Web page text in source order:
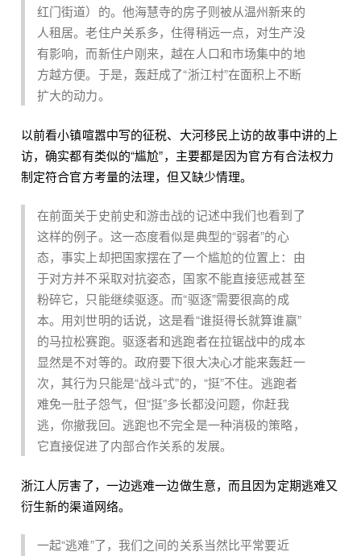
红门街道）的。他海慧寺的房子则被从温州新来的
人租居。老住户关系多，住得稍远一点，对生产没
有影响，而新住户刚来，越在人口和市场集中的地
方越方便。于是，轰赶成了“浙江村”在面积上不断
扩大的动力。
以前看小镇喧嚣中写的征税、大河移民上访的故事中讲的上
访，确实都有类似的“尴尬”，主要都是因为官方有合法权力
制定符合官方考量的法理，但又缺少情理。
在前面关于史前史和游击战的记述中我们也看到了
这样的例子。这一态度看似是典型的“弱者”的心
态，事实上却把国家摆在了一个尴尬的位置上：由
于对方并不采取对抗姿态，国家不能直接惩戒甚至
粉碎它，只能继续驱逐。而“驱逐”需要很高的成
本。用刘世明的话说，这是看“谁挺得长就算谁赢”
的马拉松赛跑。驱逐者和逃跑者在拉锯战中的成本
显然是不对等的。政府要下很大决心才能来轰赶一
次，其行为只能是“战斗式”的，“挺”不住。逃跑者
难免一肚子怨气，但“挺”多长都没问题，你赶我
逃，你撤我回。逃跑也不完全是一种消极的策略，
它直接促进了内部合作关系的发展。
浙江人厉害了，一边逃难一边做生意，而且因为定期逃难又
衍生新的渠道网络。
一起“逃难”了，我们之间的关系当然比平常要近